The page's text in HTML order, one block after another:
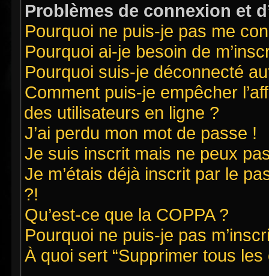
Problèmes de connexion et
Pourquoi ne puis-je pas me
Pourquoi ai-je besoin de
Pourquoi suis-je déconnecté
Comment puis-je empêcher
des utilisateurs en ligne ?
J’ai perdu mon mot de passe !
Je suis inscrit mais ne peux
Je m’étais déjà inscrit par le
?!
Qu’est-ce que la COPPA ?
Pourquoi ne puis-je pas
À quoi sert “Supprimer tous